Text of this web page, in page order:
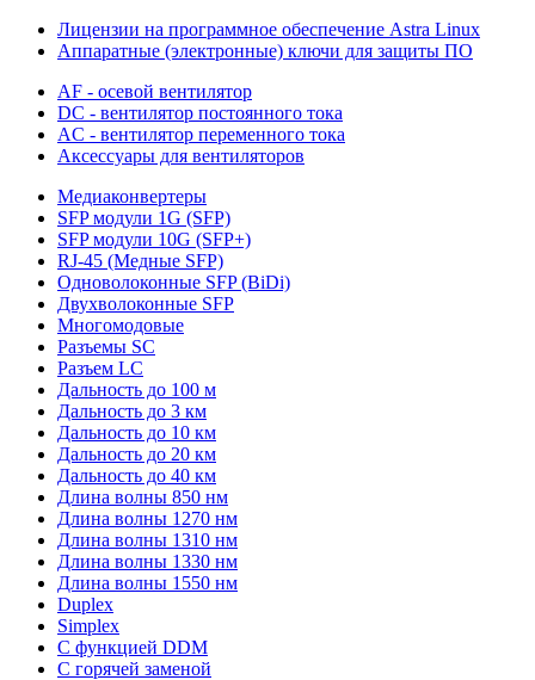
Лицензии на программное обеспечение Astra Linux
Аппаратные (электронные) ключи для защиты ПО
AF - осевой вентилятор
DC - вентилятор постоянного тока
AC - вентилятор переменного тока
Аксессуары для вентиляторов
Медиаконвертеры
SFP модули 1G (SFP)
SFP модули 10G (SFP+)
RJ-45 (Медные SFP)
Одноволоконные SFP (BiDi)
Двухволоконные SFP
Многомодовые
Разъемы SC
Разъем LC
Дальность до 100 м
Дальность до 3 км
Дальность до 10 км
Дальность до 20 км
Дальность до 40 км
Длина волны 850 нм
Длина волны 1270 нм
Длина волны 1310 нм
Длина волны 1330 нм
Длина волны 1550 нм
Duplex
Simplex
С функцией DDM
С горячей заменой